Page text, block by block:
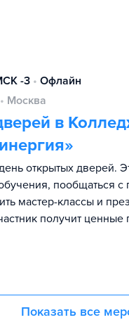
-3 • Офлайн
• Москва
в
открытых дверей.
пообщаться с
мастер-классы и
получит ценные
Показать все